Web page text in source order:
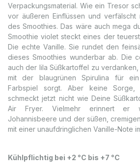
Verpackungsmaterial. Wie ein Tresor
vor äußeren Einflüssen und verfälscht
des Smoothies. Das wäre auch mega
Smoothie violet steckt eines der
Die echte Vanille. Sie rundet den
dieses Smoothies wunderbar ab. Die
auch der lila Süßkartoffel zu verdanken,
mit der blaugrünen Spirulina für
Farbspiel sorgt. Aber keine
schmeckt jetzt nicht wie Deine
Air Fryer. Vielmehr erinnert er
Johannisbeere und der süßen,
mit einer unaufdringlichen Vanille-Note
Kühlpflichtig bei +2 °C bis +7 °C